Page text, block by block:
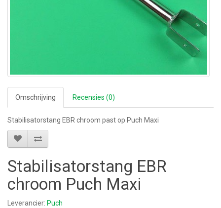
Omschrijving Recensies (0)
Stabilisatorstang EBR chroom past op Puch Maxi
Stabilisatorstang EBR
chroom Puch Maxi
Leverancier: Puch